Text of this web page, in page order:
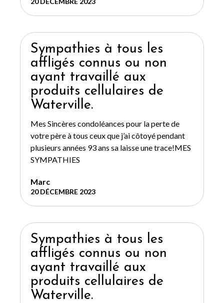
Sympathies à tous les
affligés connus ou non
ayant travaillé aux
produits cellulaires de
Waterville.
Mes Sincères condoléances pour la perte de
votre père à tous ceux que j’ai côtoyé pendant
plusieurs années 93 ans sa laisse une trace!MES
SYMPATHIES
Marc
20 DÉCEMBRE 2023
Sympathies à tous les
affligés connus ou non
ayant travaillé aux
produits cellulaires de
Waterville.